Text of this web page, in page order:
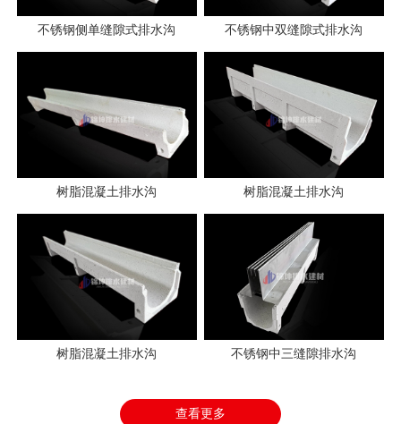
不锈钢侧单缝隙式排水沟 不锈钢中双缝隙式排水沟
树脂混凝土排水沟 树脂混凝土排水沟
树脂混凝土排水沟 不锈钢中三缝隙排水沟
查看更多